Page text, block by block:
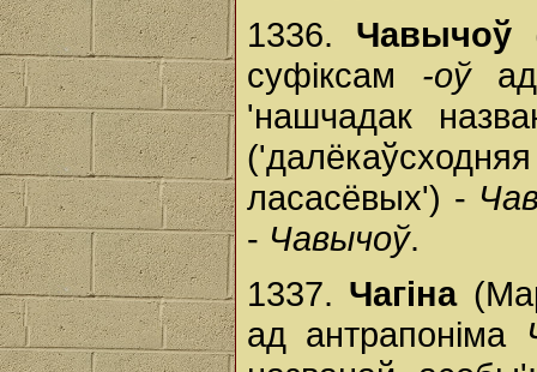
1336. Чавычоў
суфіксам -оўад
'нашчадак
ласасёвых') -
- Чавычоў.
1337. Чагіна
ад антрапоніма